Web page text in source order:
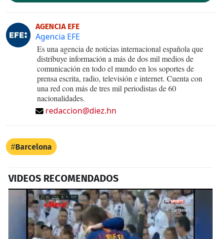
AGENCIA EFE
Agencia EFE
Es una agencia de noticias internacional española que
distribuye información a más de dos mil medios de
comunicación en todo el mundo en los soportes de
prensa escrita, radio, televisión e internet. Cuenta con
una red con más de tres mil periodistas de 60
nacionalidades.
redaccion@diez.hn
Barcelona
VIDEOS RECOMENDADOS